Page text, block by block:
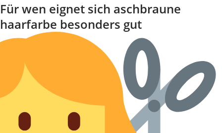
Für wen eignet sich aschbraune
haarfarbe besonders gut